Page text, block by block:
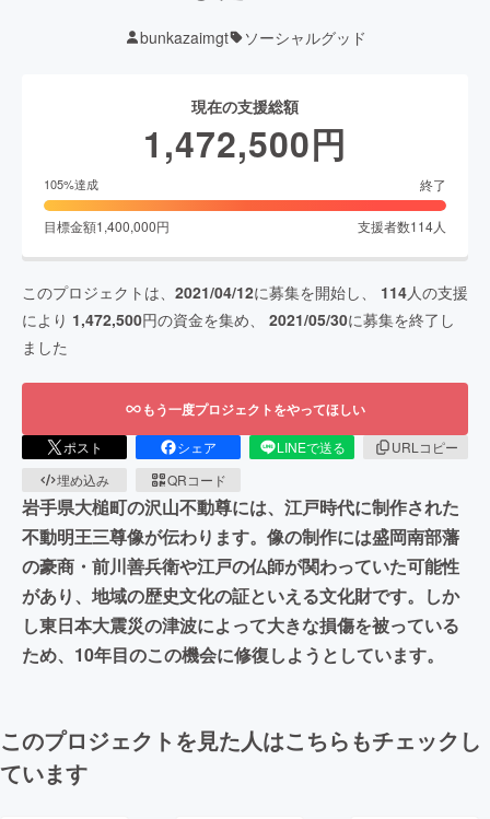
bunkazaimgt ソーシャルグッド
現在の支援総額
1,472,500円
105%達成 終了
目標金額1,400,000円 支援者数114人
このプロジェクトは、 2021/04/12に募集を開始し、 114人の支援
により 1,472,500円の資金を集め、 2021/05/30に募集を終了し
ました
もう一度プロジェクトをやってほしい
ポスト シェア LINEで送る
URLコピー
埋め込み
QRコード
岩手県大槌町の沢山不動尊には、江戸時代に制作された
不動明王三尊像が伝わります。像の制作には盛岡南部藩
の豪商・前川善兵衛や江戸の仏師が関わっていた可能性
があり、地域の歴史文化の証といえる文化財です。しか
し東日本大震災の津波によって大きな損傷を被っている
ため、10年目のこの機会に修復しようとしています。
このプロジェクトを見た人はこちらもチェックし
ています